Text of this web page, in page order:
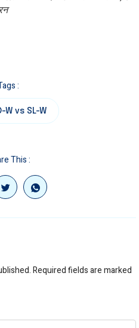
:
W vs SL-W
This :
Required fields are marked